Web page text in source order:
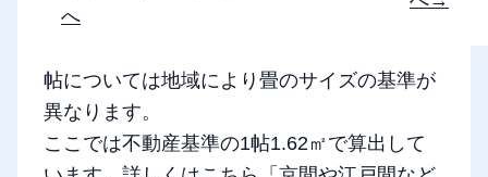
へ
帖については地域により畳のサイズの基準が
異なります。
ここでは不動産基準の1帖1.62㎡で算出して